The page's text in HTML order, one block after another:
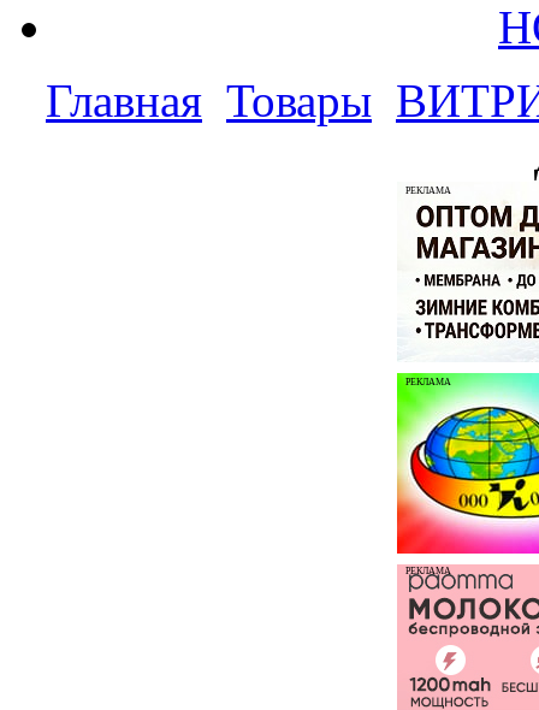
Главная Товары
РЕКЛАМА
РЕКЛАМА
РЕКЛАМА